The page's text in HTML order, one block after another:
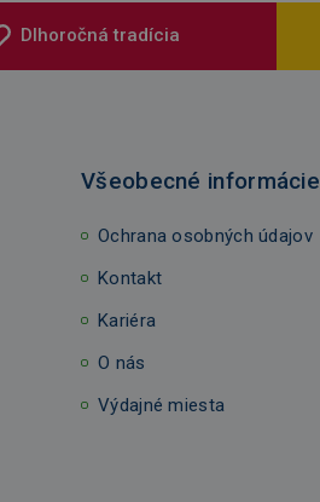
Dlhoročná tradícia
Všeobecné informácie
Ochrana osobných údajov
Kontakt
Kariéra
O nás
Výdajné miesta